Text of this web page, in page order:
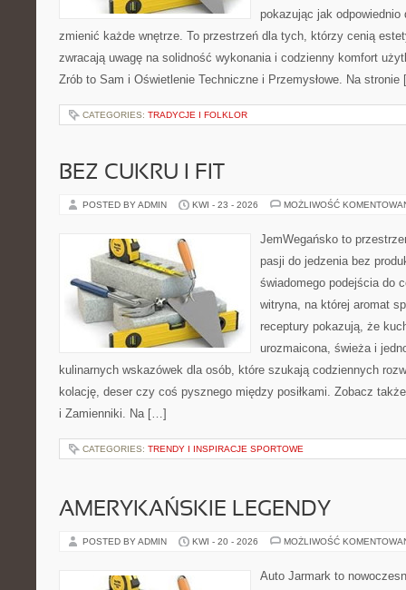
pokazując jak odpowiednio
zmienić każde wnętrze. To przestrzeń dla tych, którzy cenią
zwracają uwagę na solidność wykonania i codzienny komfort
Zrób to Sam i Oświetlenie Techniczne i Przemysłowe. Na
CATEGORIES: TRADYCJE I FOLKLOR
BEZ CUKRU I FIT
POSTED BY ADMIN KWI - 23 - 2026 MOŻLIWOŚĆ
JemWegańsko to
pasji do jedzenia bez
świadomego podejścia do
witryna, na której aromat
receptury pokazują, że
urozmaicona, świeża i
kulinarnych wskazówek dla osób, które szukają codziennych
kolację, deser czy coś pysznego między posiłkami. Zobacz
i Zamienniki. Na […]
CATEGORIES: TRENDY I INSPIRACJE SPORTOWE
AMERYKAŃSKIE LEGENDY
POSTED BY ADMIN KWI - 20 - 2026 MOŻLIWOŚĆ
Auto Jarmark to